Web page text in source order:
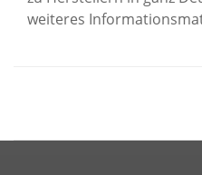
weiteres